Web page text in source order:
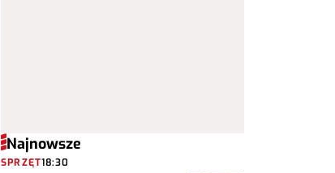
Najnowsze
SPRZĘT18:30